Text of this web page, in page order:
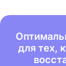
для тех,